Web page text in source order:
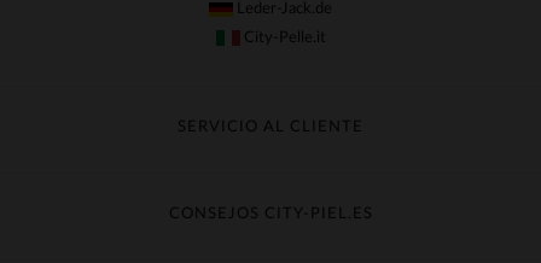
Leder-Jack.de
City-Pelle.it
SERVICIO AL CLIENTE
Cambio & Reembolso
CONSEJOS CITY-PIEL.ES